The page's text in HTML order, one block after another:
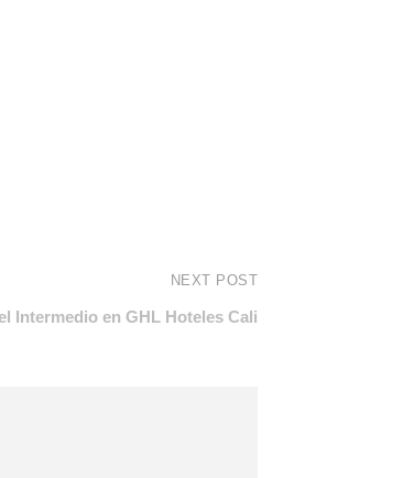
NEXT POST
Intermedio en GHL Hoteles Cali